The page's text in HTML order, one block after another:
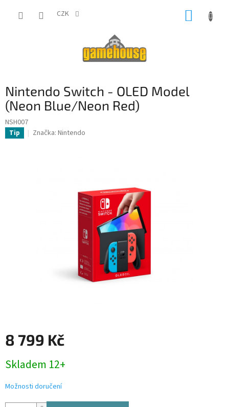
CZK
Nintendo Switch - OLED Model
(Neon Blue/Neon Red)
NSH007
Tip Značka: Nintendo
8 799 Kč
cena:
Skladem 12+
Možnosti doručení